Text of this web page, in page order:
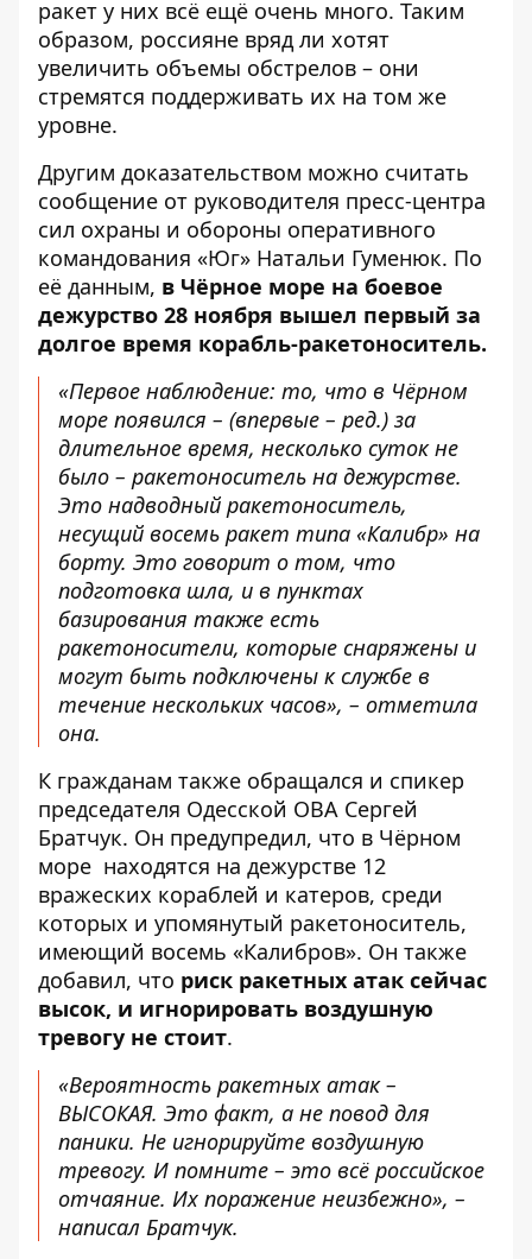
ракет у них всё ещё очень много. Таким
образом, россияне вряд ли хотят
увеличить объемы обстрелов – они
стремятся поддерживать их на том же
уровне.
Другим доказательством можно считать
сообщение от руководителя пресс-центра
сил охраны и обороны оперативного
командования «Юг» Натальи Гуменюк. По
её данным, в Чёрное море на боевое
дежурство 28 ноября вышел первый за
долгое время корабль-ракетоноситель.
«Первое наблюдение: то, что в Чёрном
море появился – (впервые – ред.) за
длительное время, несколько суток не
было – ракетоноситель на дежурстве.
Это надводный ракетоноситель,
несущий восемь ракет типа «Калибр» на
борту. Это говорит о том, что
подготовка шла, и в пунктах
базирования также есть
ракетоносители, которые снаряжены и
могут быть подключены к службе в
течение нескольких часов», – отметила
она.
К гражданам также обращался и спикер
председателя Одесской ОВА Сергей
Братчук. Он предупредил, что в Чёрном
море находятся на дежурстве 12
вражеских кораблей и катеров, среди
которых и упомянутый ракетоноситель,
имеющий восемь «Калибров». Он также
добавил, что риск ракетных атак сейчас
высок, и игнорировать воздушную
тревогу не стоит.
«Вероятность ракетных атак –
ВЫСОКАЯ. Это факт, а не повод для
паники. Не игнорируйте воздушную
тревогу. И помните – это всё российское
отчаяние. Их поражение неизбежно», –
написал Братчук.